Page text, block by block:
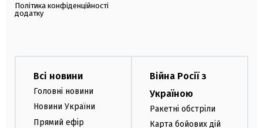
Політика конфіденційності
додатку
Всі новини
Головні новини
Новини України
Прямий ефір
Війна Росії з
Україною
Ракетні обстріли
Карта бойових дій